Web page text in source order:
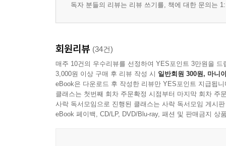
독자 분들의 리뷰는 리뷰 쓰기를, 책에 대한 문의는
회원리뷰 (34건)
매주 10건의 우수리뷰를 선정하여 YES포인트 3만원을 드
3,000원 이상 구매 후 리뷰 작성 시 일반회원 300원, 마니
eBook은 다운로드 후 작성한 리뷰만 YES포인트 지급됩니
클래스는 첫번째 회차 주문확정 시점부터 마지막 회차 주
사락 독서모임으로 진행된 클래스는 사락 독서모임 게시
eBook 페이백, CD/LP, DVD/Blu-ray, 패션 및 판매금지 상